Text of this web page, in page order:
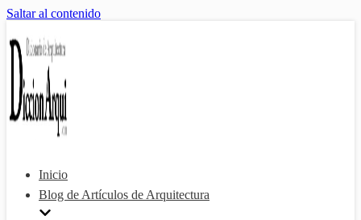
Saltar al contenido
Inicio
Blog de Artículos de Arquitectura